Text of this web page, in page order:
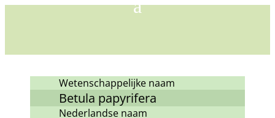
Wetenschappelijke naam
Betula papyrifera
Nederlandse naam